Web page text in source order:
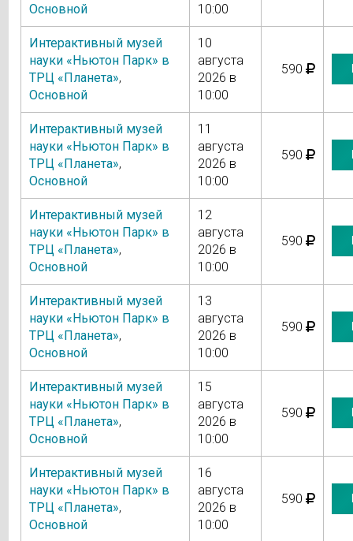
Основной
10:00
Интерактивный музей
науки «Ньютон Парк» в
ТРЦ «Планета»,
Основной
10
августа
2026 в
10:00
590
Интерактивный музей
науки «Ньютон Парк» в
ТРЦ «Планета»,
Основной
11
августа
2026 в
10:00
590
Интерактивный музей
науки «Ньютон Парк» в
ТРЦ «Планета»,
Основной
12
августа
2026 в
10:00
590
Интерактивный музей
науки «Ньютон Парк» в
ТРЦ «Планета»,
Основной
13
августа
2026 в
10:00
590
Интерактивный музей
науки «Ньютон Парк» в
ТРЦ «Планета»,
Основной
15
августа
2026 в
10:00
590
Интерактивный музей
науки «Ньютон Парк» в
ТРЦ «Планета»,
Основной
16
августа
2026 в
10:00
590